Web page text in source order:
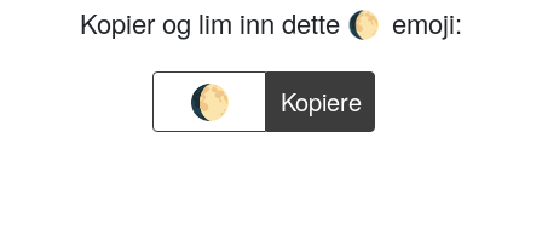
Kopier og lim inn dette 🌔 emoji:
Kopiere